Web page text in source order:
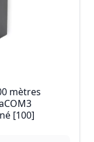
mètres
[100]